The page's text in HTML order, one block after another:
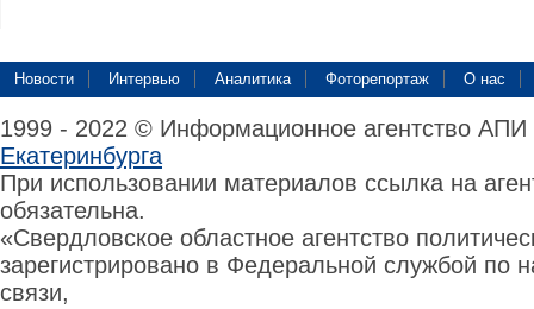
Новости Интервью Аналитика Фоторепортаж О нас
1999 - 2022 © Информационное агентство
Екатеринбурга
При использовании материалов ссылка на
обязательна.
«Свердловское областное агентство
зарегистрировано в Федеральной службой по
связи,